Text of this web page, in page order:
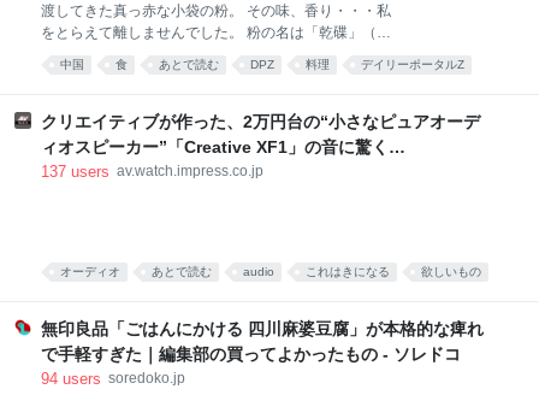
渡してきた真っ赤な小袋の粉。 その味、香り・・・私
をとらえて離しませんでした。 粉の名は「乾碟」（ガ
た、脳に直でうま味が届く調味料です。 そんな乾碟を
した。 真っ赤な小袋に入った粉 大学院生のころ、中国
の東北地方から来た留学生の女の子と仲良くなりまし
た。 彼女は辛い物が大好き。「日本には辛い食べ物が
ない」と、中国のショッピングサイト「淘宝」（タオ
キャラの描かれた、真っ赤な小袋をくれました。 なん
していなか
中国 食 あとで読む DPZ 料理 デイリーポータルZ
クリエイティブが作った、2万円台の“小さなピュアオーデ
ィオスピーカー”「Creative XF1」の音に驚く
[Sponsored]
137 users av.watch.impress.co.jp
オーディオ あとで読む audio これはきになる 欲しいもの
無印良品「ごはんにかける 四川麻婆豆腐」が本格的な痺れ
で手軽すぎた｜編集部の買ってよかったもの - ソレドコ
94 users soredoko.jp